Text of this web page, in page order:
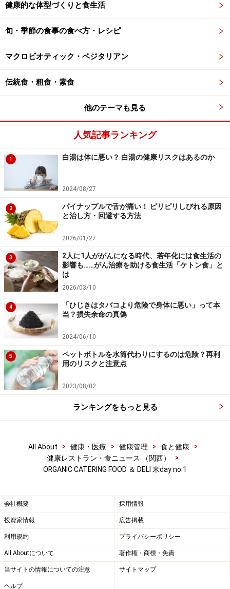
健康的な体型づくりと食生活
旬・季節の食事の食べ方・レシピ
マクロビオティック・ベジタリアン
伝統食・粗食・素食
他のテーマも見る
人気記事ランキング
1 白湯は体に悪い？ 白湯の健康リスクはあるのか
2024/08/27
2
パイナップルで舌が痛い！ ピリピリしびれる原因
と治し方・回避する方法
2026/01/27
3
2人に1人ががんになる時代、若年化には食生活の
影響も……がん治療を助ける食生活「ケトン食」と
は
2026/03/10
4
「ひじきはタバコより危険で身体に悪い」って本
当？損失余命の真偽
2024/06/10
5
ペットボトルを水筒代わりにするのは危険？再利
用のリスクと注意点
2023/08/02
ランキングをもっと見る
All About > 健康・医療 > 健康管理 > 食と健康
>
健康レストラン・食ニュース （関西）
>
ORGANIC CATERING FOOD ＆ DELI 米day no.1
会社概要 採用情報
投資家情報 広告掲載
利用規約 プライバシーポリシー
All Aboutについて 著作権・商標・免責
当サイトの情報についての注意 サイトマップ
ヘルプ